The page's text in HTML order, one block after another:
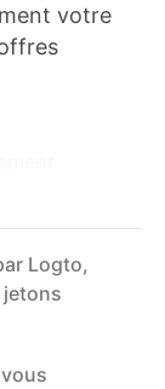
votre
Logto,